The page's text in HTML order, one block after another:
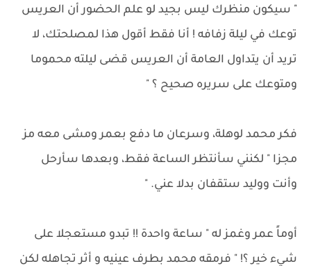
" سيكون منظرك ليس بجيد لو علم الحضور أن العريس
توعك في ليلة زفافه ! أنا فقط أقول هذا لمصلحتك، لا
تريد أن يتداول العامة أن العريس قضى ليلته محموما
ومتوعك على سريره صحيح ؟ "
فكر محمد لوهلة، وسرعان ما دفع بعمر ومشى معه مز
مجزا " لكنني سأنتظر الساعة فقط، وبعدها سأرحل
وأنت ووليد ستقفان بدلا عني. "
أوماً عمر وغمز له " ساعة واحدة !! تبدو مستعجلا على
شيء خير ؟! " فرمقه محمد بطرف عينيه و أثر تجاهله لكن